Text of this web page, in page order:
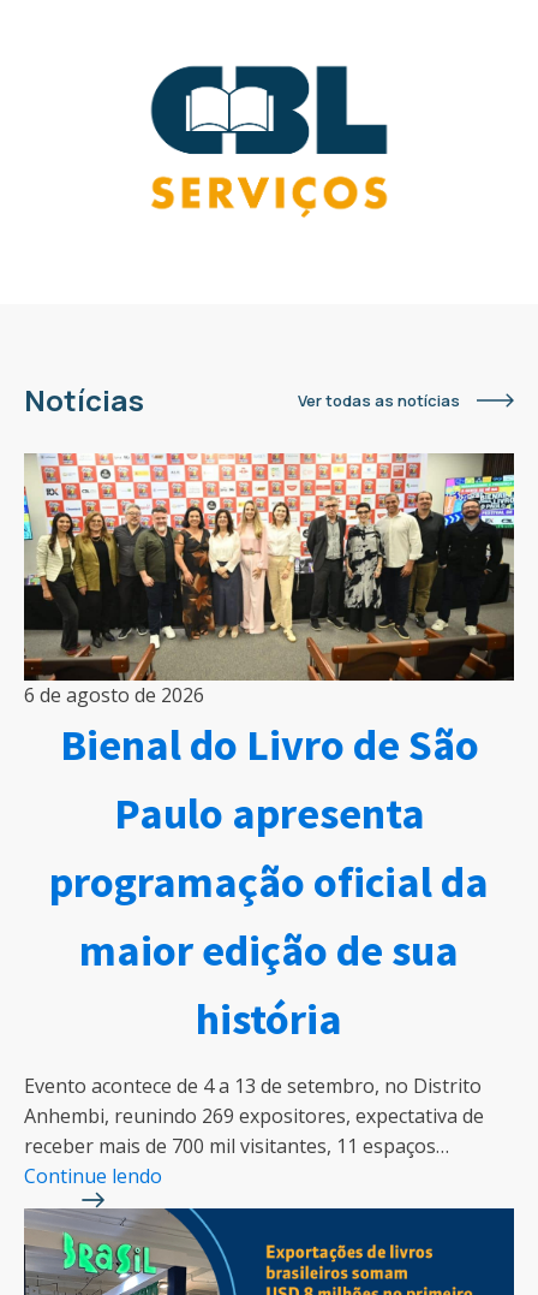
Notícias Ver todas as notícias
6 de agosto de 2026
Bienal do Livro de São
Paulo apresenta
programação oficial da
maior edição de sua
história
Evento acontece de 4 a 13 de setembro, no Distrito
Anhembi, reunindo 269 expositores, expectativa de
receber mais de 700 mil visitantes, 11 espaços…
Continue lendo